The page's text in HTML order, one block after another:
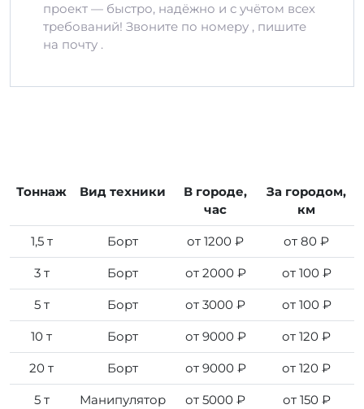
проект — быстро, надёжно и с учётом всех
требований! Звоните по номеру , пишите
на почту .
Тоннаж Вид техники
В городе,
час
За городом,
км
1,5 т Борт от 1200 ₽ от 80 ₽
3 т Борт от 2000 ₽ от 100 ₽
5 т Борт от 3000 ₽ от 100 ₽
10 т Борт от 9000 ₽ от 120 ₽
20 т Борт от 9000 ₽ от 120 ₽
5 т Манипулятор от 5000 ₽ от 150 ₽